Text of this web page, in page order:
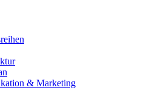
& Marketing